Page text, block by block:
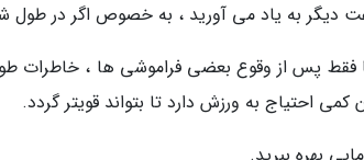
دیگر به یاد می آورید ، به خصوص اگر در
فقط پس از وقوع بعضی فراموشی ها ، خاطرات
کمی احتیاج به ورزش دارد تا بتواند قویتر گردد.